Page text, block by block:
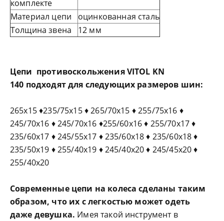
комплекте
Материал цепи
оцинкованная сталь
Толщина звена
12 мм
Цепи противоскольженияVITOL KN
140 подходят для следующих размеров шин:
265x15 ♦235/75x15 ♦ 265/70x15 ♦ 255/75x16 ♦
245/70x16 ♦ 245/70x16 ♦255/60x16 ♦ 255/70x17 ♦
235/60x17 ♦ 245/55x17 ♦ 235/60x18 ♦ 235/60x18 ♦
235/50x19 ♦ 255/40x19 ♦ 245/40x20 ♦ 245/45x20 ♦
255/40x20
Современные цепи на колеса сделаны таким
образом, что их с легкостью может одеть
даже девушка. Имея такой инструмент в